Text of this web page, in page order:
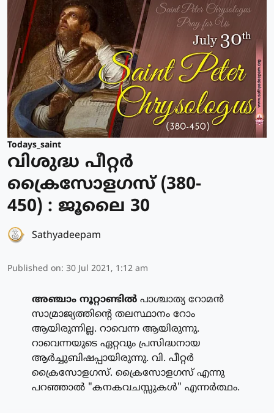
Todays_saint
വിശുദ്ധ പീറ്റര്‍
ക്രൈസോളഗസ് (380-
450) : ജൂലൈ 30
Sathyadeepam
Published on: 30 Jul 2021, 1:12 am
അഞ്ചാം നൂറ്റാണ്ടില്‍ പാശ്ചാത്യ റോമന്‍
സാമ്രാജ്യത്തിന്റെ തലസ്ഥാനം റോം
ആയിരുന്നില്ല. റാവെന്ന ആയിരുന്നു.
റാവെന്നയുടെ ഏറ്റവും പ്രസിദ്ധനായ
ആര്‍ച്ചുബിഷപ്പായിരുന്നു. വി. പീറ്റര്‍
ക്രൈസോളഗസ്. ക്രൈസോളഗസ് എന്നു
പറഞ്ഞാല്‍ "കനകവചസ്സുകള്‍" എന്നര്‍ത്ഥം.